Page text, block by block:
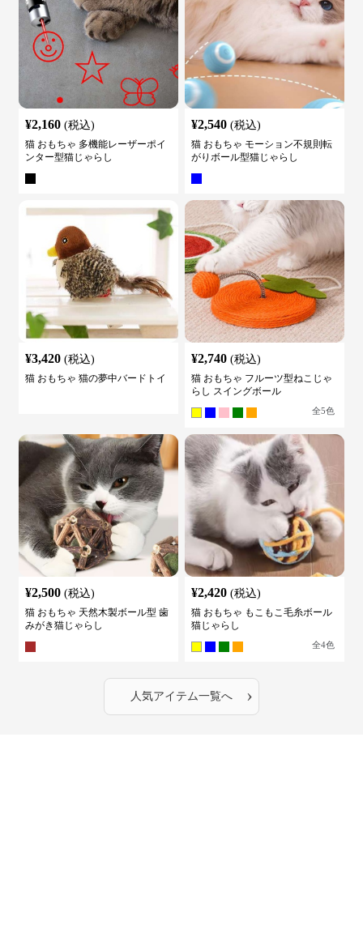
¥2,160 (税込)
猫 おもちゃ 多機能レーザーポイ
ンター型猫じゃらし
¥2,540 (税込)
猫 おもちゃ モーション不規則転
がりボール型猫じゃらし
¥3,420 (税込)
猫 おもちゃ 猫の夢中バードトイ
¥2,740 (税込)
猫 おもちゃ フルーツ型ねこじゃ
らし スイングボール
全5色
¥2,500 (税込)
猫 おもちゃ 天然木製ボール型 歯
みがき猫じゃらし
¥2,420 (税込)
猫 おもちゃ もこもこ毛糸ボール
猫じゃらし
全4色
人気アイテム一覧へ ›